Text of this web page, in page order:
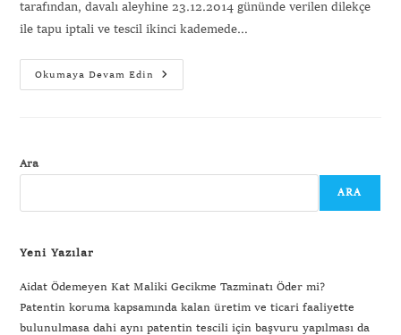
tarafından, davalı aleyhine 23.12.2014 gününde verilen dilekçe
ile tapu iptali ve tescil ikinci kademede…
Okumaya Devam Edin
Ara
ARA
Yeni Yazılar
Aidat Ödemeyen Kat Maliki Gecikme Tazminatı Öder mi?
Patentin koruma kapsamında kalan üretim ve ticari faaliyette
bulunulmasa dahi aynı patentin tescili için başvuru yapılması da